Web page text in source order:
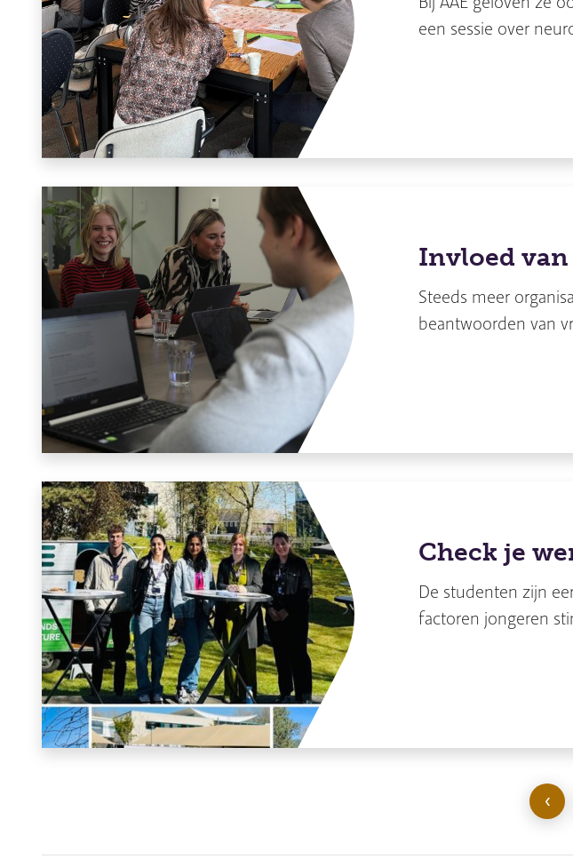
een sessie over
Invloed van
Steeds meer
beantwoorden van
Check je
De studenten zijn
factoren jongeren
‹